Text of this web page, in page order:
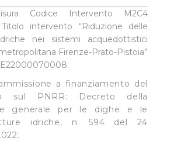
Codice Intervento M2C4
Titolo intervento “Riduzione delle
nei sistemi acquedottistici
Firenze-Prato-Pistoia”
a finanziamento del
sul PNRR: Decreto della
generale per le dighe e le
idriche, n. 594 del 24